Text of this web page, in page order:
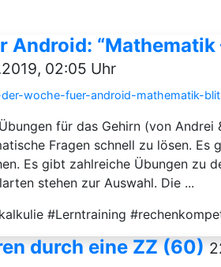
Android:
02:05 Uhr
woche-fuer-android-mathematik-
für das Gehirn (von
Fragen schnell zu lösen.
Es gibt zahlreiche Übungen zu
stehen zur Auswahl. Die ...
#Lerntraining
durch eine ZZ (60)